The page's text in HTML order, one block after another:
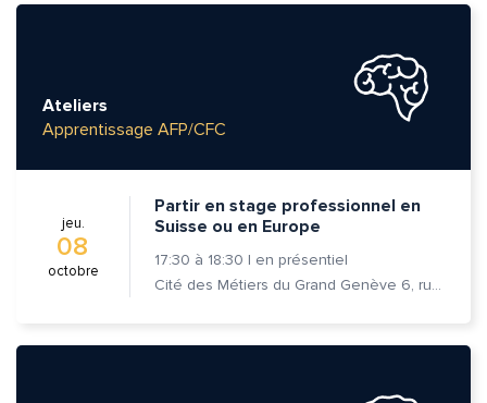
Ateliers
Apprentissage AFP/CFC
jeu.
08
octobre
Partir en stage professionnel en
Suisse ou en Europe
17:30 à 18:30 | en présentiel
Cité des Métiers du Grand Genève 6, rue Prévost-Martin 1205 Genève
Quelle est la pertinence de cette page?